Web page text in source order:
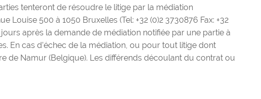
tenteront de résoudre le litige par la médiation
500 à 1050 Bruxelles (Tel: +32 (0)2 3730876 Fax: +32
après la demande de médiation notifiée par une partie à
En cas d’échec de la médiation, ou pour tout litige dont
de Namur (Belgique). Les différends découlant du contrat ou